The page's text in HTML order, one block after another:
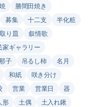
勝間田焼き
募集 十二支
半化粧
取り皿
叙情歌
家ギャラリー
子 吊るし柿
名月
和紙
咲き分け
営業 営業日
器
形 土偶
土入れ鍬